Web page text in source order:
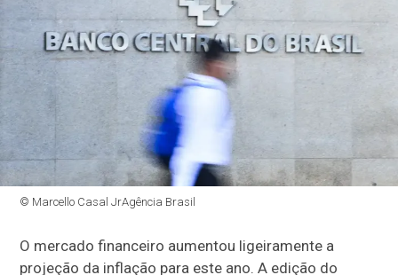
© Marcello Casal JrAgência Brasil
O mercado financeiro aumentou ligeiramente a
projeção da inflação para este ano. A edição do